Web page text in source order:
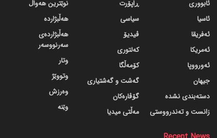
ئابووری
ئاسیا
ئەفریقا
ئەمریکا
ئەورووپا
جیهان
دسته‌بندی نشده
زانست و تەندرووستی
ڕاپۆرت
سیاسی
ڤیدیۆ
کەلتوری
کۆمەڵگا
گه‌شت و گه‌شتیاری
گۆڤاره‌کان
مەڵتی میدیا
نوێترین هەواڵ
هەڵبژاردە
هەڵبژاردەی
سەرنووسەر
وتار
وتووێژ
وەرزش
وێنە